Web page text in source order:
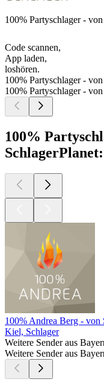
100% Partyschlager -
Code scannen,
App laden,
loshören.
100% Partyschlager -
100% Partyschlager -
100%
100% Andrea Berg - von
Kiel, Schlager
Weitere Sender aus
Weitere Sender aus